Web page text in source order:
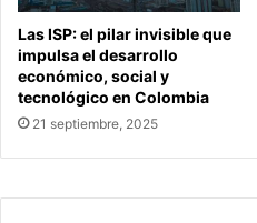
Las ISP: el pilar invisible que
impulsa el desarrollo
económico, social y
tecnológico en Colombia
21 septiembre, 2025